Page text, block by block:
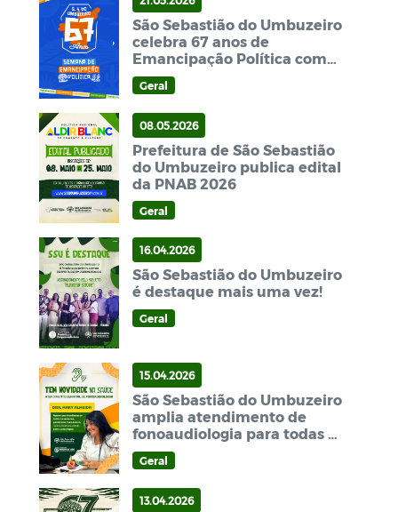
São Sebastião do Umbuzeiro
celebra 67 anos de
Emancipação Política com
vasta programação cultural
e esportiva
Geral
08.05.2026
Prefeitura de São Sebastião
do Umbuzeiro publica edital
da PNAB 2026
Geral
16.04.2026
São Sebastião do Umbuzeiro
é destaque mais uma vez!
Geral
15.04.2026
São Sebastião do Umbuzeiro
amplia atendimento de
fonoaudiologia para todas as
semanas
Geral
13.04.2026